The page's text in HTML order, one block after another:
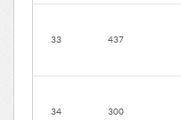
33 437
34 300